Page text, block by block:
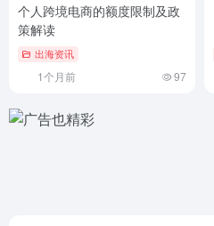
个人跨境电商的额度限制及政
策解读
出海资讯
1个月前 97